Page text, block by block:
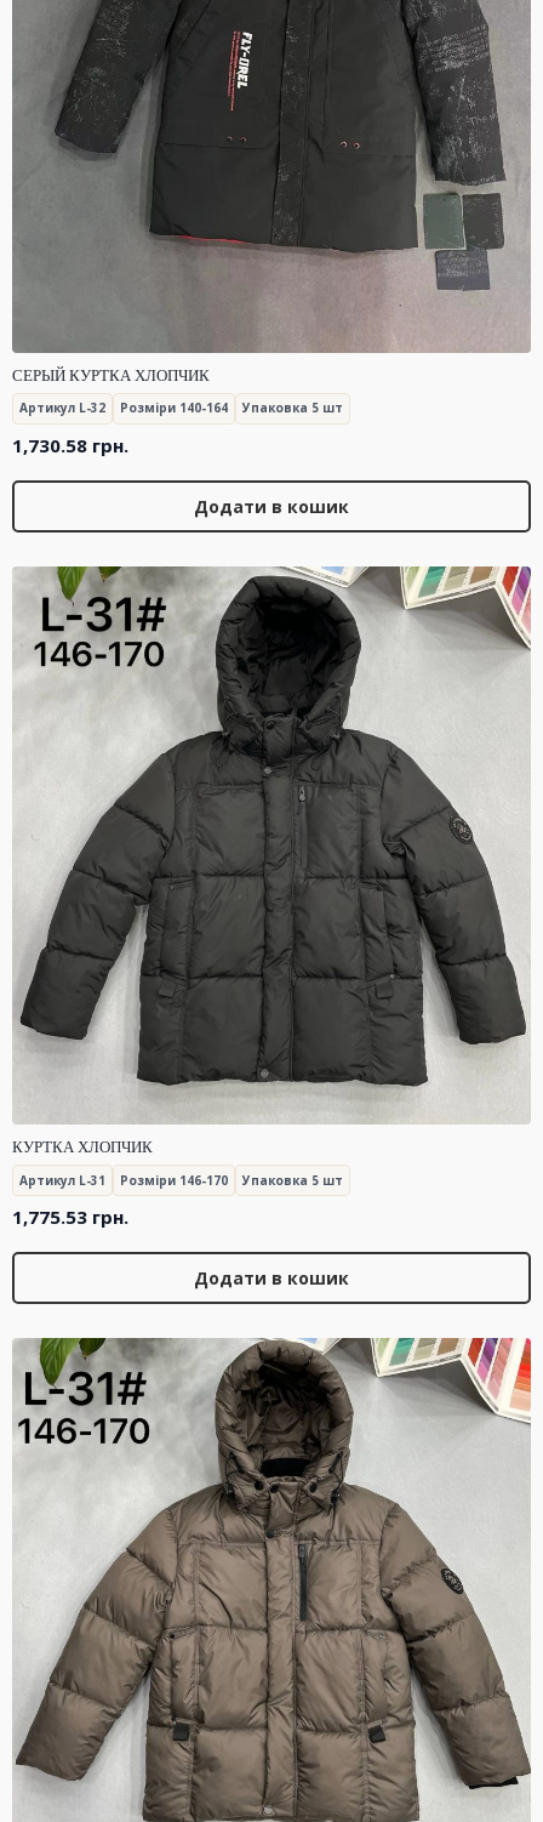
СЕРЫЙ КУРТКА ХЛОПЧИК
Артикул L-32 Розміри 140-164 Упаковка 5 шт
1,730.58 грн.
Додати в кошик
КУРТКА ХЛОПЧИК
Артикул L-31 Розміри 146-170 Упаковка 5 шт
1,775.53 грн.
Додати в кошик